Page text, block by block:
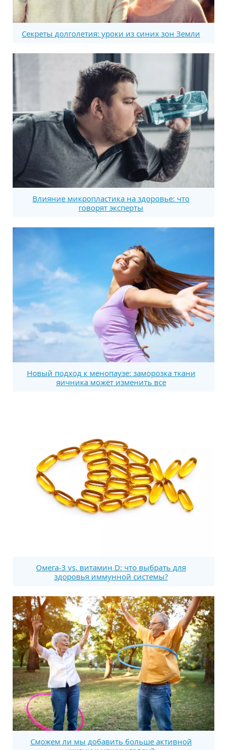
Секреты долголетия: уроки из синих зон Земли
Влияние микропластика на здоровье: что
говорят эксперты
Новый подход к менопаузе: заморозка ткани
яичника может изменить все
Омега-3 vs. витамин D: что выбрать для
здоровья иммунной системы?
Сможем ли мы добавить больше активной